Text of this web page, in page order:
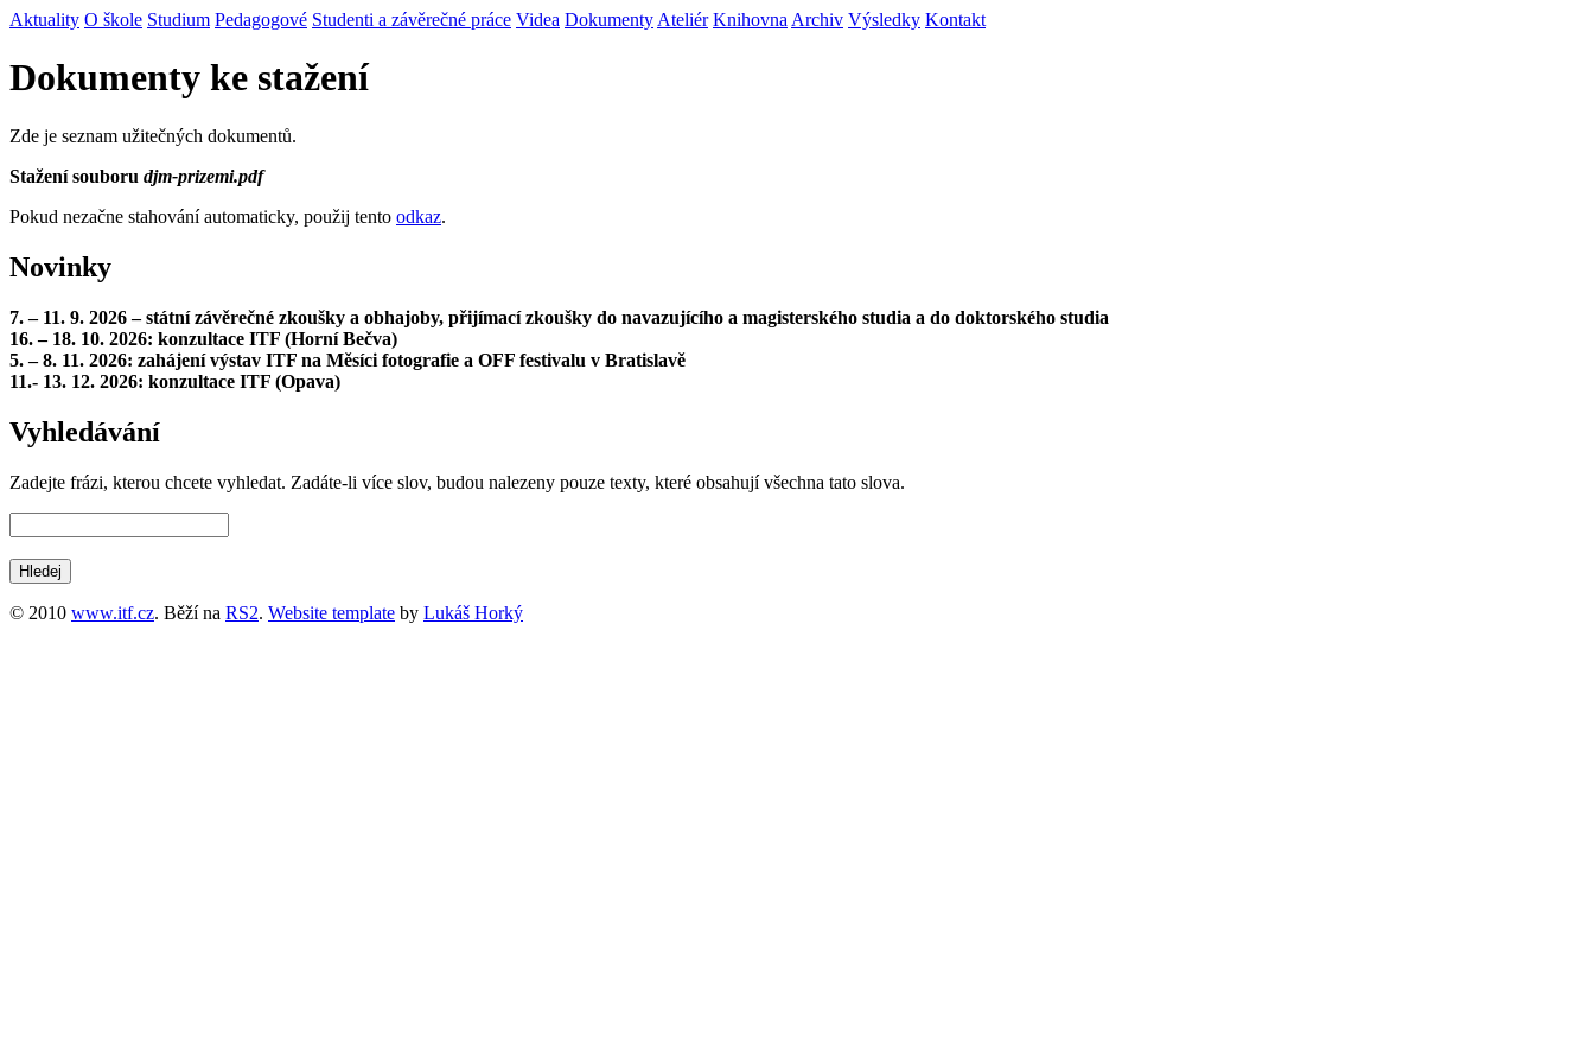
Aktuality O škole Studium Pedagogové Studenti a závěrečné práce Videa Dokumenty Ateliér Knihovna Archiv Výsledky Kontakt
Dokumenty ke stažení
Zde je seznam užitečných dokumentů.
Stažení souboru djm-prizemi.pdf
Pokud nezačne stahování automaticky, použij tento odkaz.
Novinky
7. – 11. 9. 2026 – státní závěrečné zkoušky a obhajoby, přijímací zkoušky do navazujícího a magisterského studia a do doktorského studia
16. – 18. 10. 2026: konzultace ITF (Horní Bečva)
5. – 8. 11. 2026: zahájení výstav ITF na Měsíci fotografie a OFF festivalu v Bratislavě
11.- 13. 12. 2026: konzultace ITF (Opava)
Vyhledávání
Zadejte frázi, kterou chcete vyhledat. Zadáte-li více slov, budou nalezeny pouze texty, které obsahují všechna tato slova.
© 2010 www.itf.cz. Běží na RS2. Website template by Lukáš Horký